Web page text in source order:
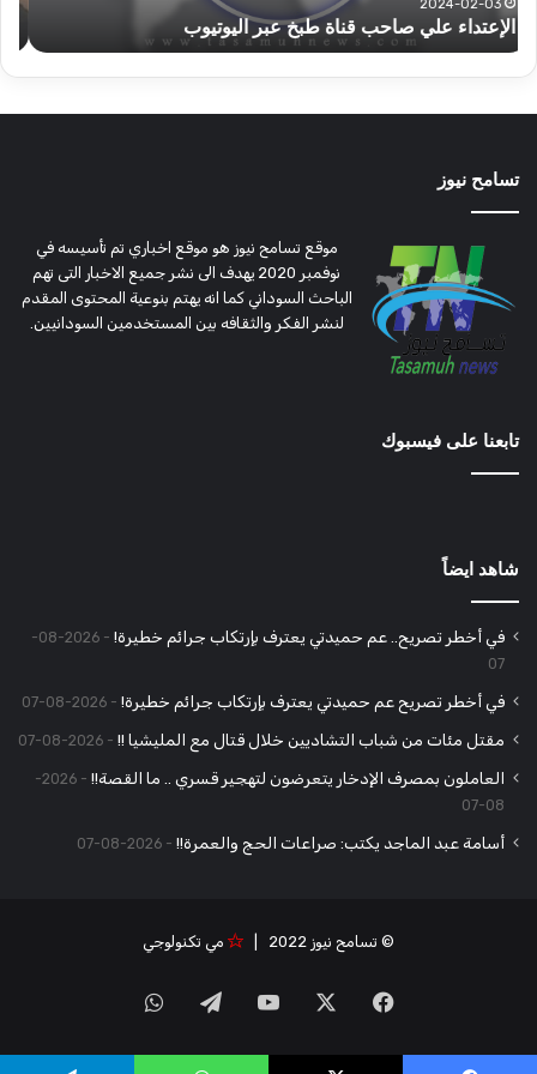
الحصاد
الحصاد
تسامح نيوز
موقع تسامح نيوز هو موقع اخباري تم تأسيسه في
نوفمبر 2020 يهدف الى نشر جميع الاخبار التى تهم
الباحث السوداني كما انه يهتم بنوعية المحتوى المقدم
لنشر الفكر والثقافه بين المستخدمين السودانيين.
تابعنا على فيسبوك
شاهد ايضاً
في أخطر تصريح.. عم حميدتي يعترف بإرتكاب جرائم خطيرة!
2026-08-
07
في أخطر تصريح عم حميدتي يعترف بإرتكاب جرائم خطيرة! 2026-08-07
مقتل مئات من شباب التشاديين خلال قتال مع المليشيا !! 2026-08-07
العاملون بمصرف الإدخار يتعرضون لتهجير قسري .. ما القصة!!
2026-
08-07
أسامة عبد الماجد يكتب: صراعات الحج والعمرة!! 2026-08-07
© تسامح نيوز 2022 | مي تكنولوجي
فيسبوك ‫YouTubeتيلقرامواتساب